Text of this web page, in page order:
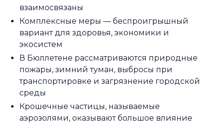
взаимосвязаны
Комплексные меры — беспроигрышный
вариант для здоровья, экономики и
экосистем
В Бюллетене рассматриваются природные
пожары, зимний туман, выбросы при
транспортировке и загрязнение городской
среды
Крошечные частицы, называемые
аэрозолями, оказывают большое влияние